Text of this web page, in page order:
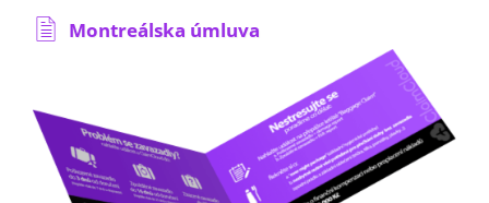
Montreálska úmluva